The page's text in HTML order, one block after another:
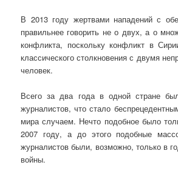
В 2013 году жертвами нападений с
правильнее говорить не о двух, а о
конфликта, поскольку конфликт в
классического столкновения с двумя
человек.
Всего за два года в одной стране
журналистов, что стало
мира случаем. Нечто подобное было
2007 году, а до этого подобные
журналистов были, возможно, только в
войны.